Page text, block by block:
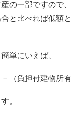
の一部ですので
と比べれば低額
単にいえば、
（負担付建物所
。